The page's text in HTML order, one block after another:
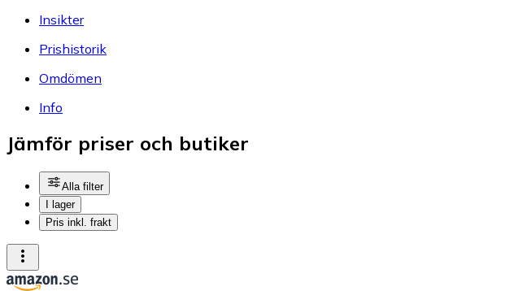
Insikter
Prishistorik
Omdömen
Info
Jämför priser och butiker
Alla filter
I lager
Pris inkl. frakt